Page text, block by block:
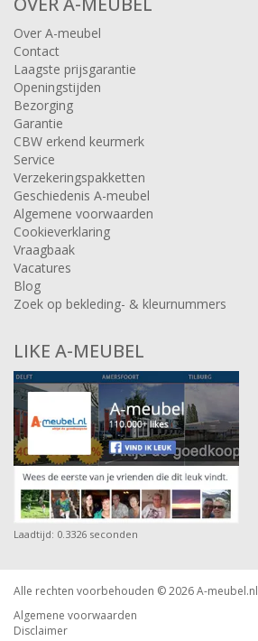
Over A-meubel
Contact
Laagste prijsgarantie
Openingstijden
Bezorging
Garantie
CBW erkend keurmerk
Service
Verzekeringspakketten
Geschiedenis A-meubel
Algemene voorwaarden
Cookieverklaring
Vraagbaak
Vacatures
Blog
Zoek op bekleding- & kleurnummers
LIKE A-MEUBEL
Laadtijd: 0.3326 seconden
Alle rechten voorbehouden © 2026A-meubel.nl
Algemene voorwaarden
Disclaimer